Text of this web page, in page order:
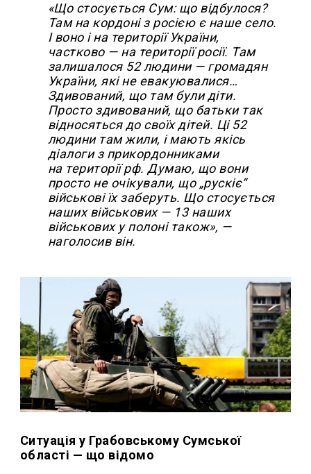
«Що стосується Сум: що відбулося?
Там на кордоні з росією є наше село.
І воно і на території України,
частково — на території росії. Там
залишалося 52 людини — громадян
України, які не евакуювалися…
Здивований, що там були діти.
Просто здивований, що батьки так
відносяться до своїх дітей. Ці 52
людини там жили, і мають якісь
діалоги з прикордонниками
на території рф. Думаю, що вони
просто не очікували, що „рускіє“
військові їх заберуть. Що стосується
наших військових — 13 наших
військових у полоні також», —
наголосив він.
Ситуація у Грабовському Сумської
області — що відомо